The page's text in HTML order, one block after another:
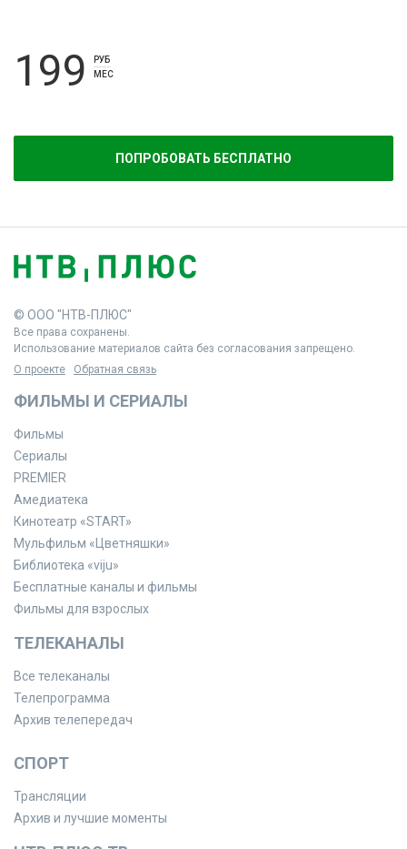
199
РУБ
МЕС
ПОПРОБОВАТЬ БЕСПЛАТНО
© ООО "НТВ-ПЛЮС"
Все права сохранены.
Использование материалов сайта без согласования запрещено.
О проекте
Обратная связь
ФИЛЬМЫ И СЕРИАЛЫ
Фильмы
Сериалы
PREMIER
Амедиатека
Кинотеатр «START»
Мульфильм «Цветняшки»
Библиотека «viju»
Бесплатные каналы и фильмы
Фильмы для взрослых
ТЕЛЕКАНАЛЫ
Все телеканалы
Телепрограмма
Архив телепередач
СПОРТ
Трансляции
Архив и лучшие моменты